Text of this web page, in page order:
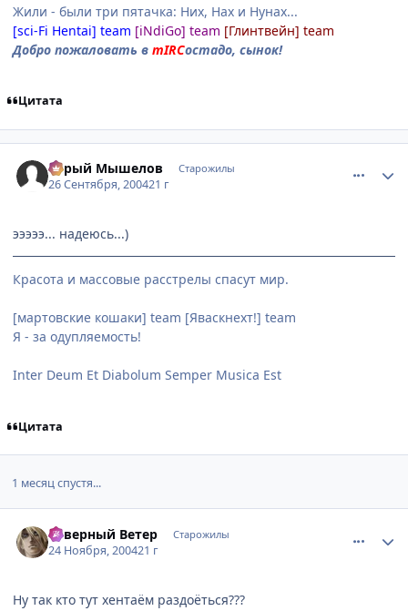
Жили - были три пятачка: Них, Нах и Нунах...
[sci-Fi Hentai] team [iNdiGo] team [Глинтвейн] team
Добро пожаловать в mIRCостадо, сынок!
Цитата
Серый Мышелов Старожилы
26 Сентября, 200421 г
эээээ... надеюсь...)
Красота и массовые расстрелы спасут мир.
[мартовские кошаки] team [Яваскнехт!] team
Я - за одупляемость!
Inter Deum Et Diabolum Semper Musica Est
Цитата
1 месяц спустя...
Северный Ветер Старожилы
24 Ноября, 200421 г
Ну так кто тут хентаём раздоёться???